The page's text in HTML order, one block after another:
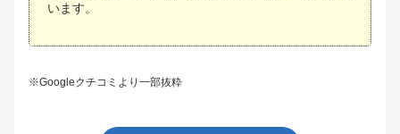
います。
※Googleクチコミより一部抜粋